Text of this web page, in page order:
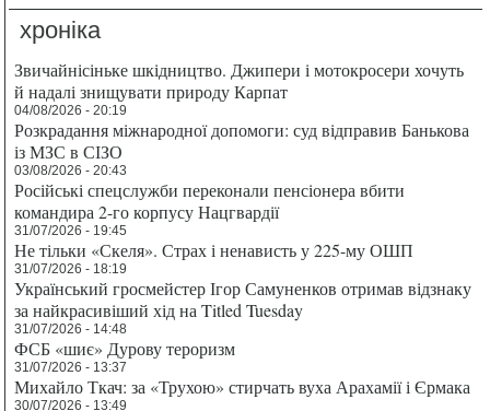
хроніка
Звичайнісіньке шкідництво. Джипери і мотокросери хочуть
й надалі знищувати природу Карпат
04/08/2026 - 20:19
Розкрадання міжнародної допомоги: суд відправив Банькова
із МЗС в СІЗО
03/08/2026 - 20:43
Російські спецслужби переконали пенсіонера вбити
командира 2-го корпусу Нацгвардії
31/07/2026 - 19:45
Не тільки «Скеля». Страх і ненависть у 225-му ОШП
31/07/2026 - 18:19
Український гросмейстер Ігор Самуненков отримав відзнаку
за найкрасивіший хід на Titled Tuesday
31/07/2026 - 14:48
ФСБ «шиє» Дурову тероризм
31/07/2026 - 13:37
Михайло Ткач: за «Трухою» стирчать вуха Арахамії і Єрмака
30/07/2026 - 13:49